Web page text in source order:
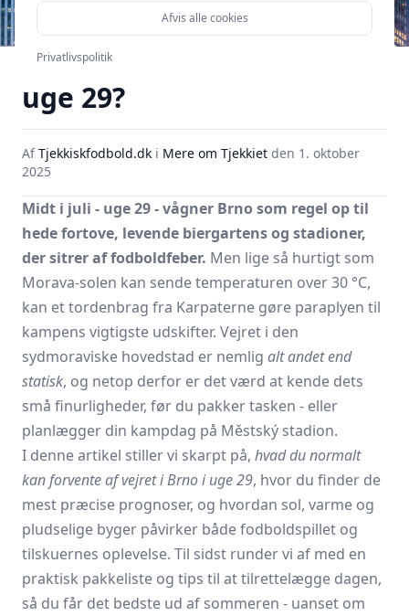
Hvordan er vejret i Brno i
uge 29?
AfTjekkiskfodbold.dk i Mere om Tjekkiet den 1. oktober
2025
Midt i juli - uge 29 - vågner Brno som regel op til
hede fortove, levende biergartens og stadioner,
der sitrer af fodboldfeber. Men lige så hurtigt som
Morava-solen kan sende temperaturen over 30 °C,
kan et tordenbrag fra Karpaterne gøre paraplyen til
kampens vigtigste udskifter. Vejret i den
sydmoraviske hovedstad er nemlig alt andet end
statisk, og netop derfor er det værd at kende dets
små finurligheder, før du pakker tasken - eller
planlægger din kampdag på Městský stadion.
I denne artikel stiller vi skarpt på, hvad du normalt
kan forvente af vejret i Brno i uge 29, hvor du finder de
mest præcise prognoser, og hvordan sol, varme og
pludselige byger påvirker både fodboldspillet og
tilskuernes oplevelse. Til sidst runder vi af med en
praktisk pakkeliste og tips til at tilrettelægge dagen,
så du får det bedste ud af sommeren - uanset om
Afvis alle cookies
Privatlivspolitik